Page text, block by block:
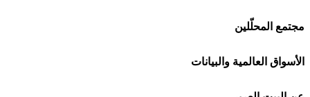
منصة بينانس
شركات تداول في الكويت
شركات تداول في قطر
🇸🇦 السوق السعودية
🇦🇪 أسواق الإمارات
🇪🇬 البورصة المصرية
🕌 حاسبة الزكاة
💱 محول العملات
🧮 حاسبة حجم اللوت
مجتمع المحلّلين
🧱 حائط المجتمع
🏆 لوحة المحلّلين
الأسواق العالمية والبيانات